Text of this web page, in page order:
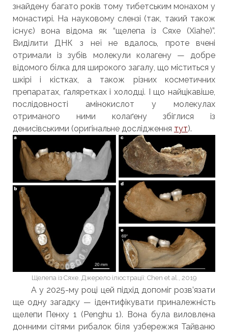
знайдену багато років тому тибетським монахом у
монастирі. На науковому слензі (так, такий також
існує) вона відома як “щелепа із Сяхе (Xiahe)”.
Виділити ДНК з неї не вдалось, проте вчені
отримали із зубів молекули колагену — добре
відомого білка для широкого загалу, що міститься у
шкірі і кістках, а також різних косметичних
препаратах, ґаляретках і холодці. І що найцікавіше,
послідовності амінокислот у молекулах
отриманого ними колаґену збіглися із
денисівськими (оригінальне дослідження тут).
Щелепа із Сяхе. Джерело ілюстрації: Chen et al., 2019
А у 2025-му році цей підхід допоміг розв’язати
ще одну загадку — ідентифікувати приналежність
щелепи Пенху 1 (Penghu 1). Вона була виловлена
донними сітями рибалок біля узбережжя Тайваню